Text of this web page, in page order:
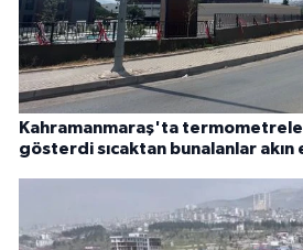
Kahramanmaraş'ta
gösterdi sıcaktan bunalanlar akın